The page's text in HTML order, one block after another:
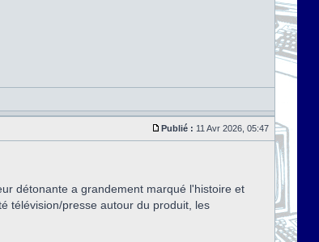
Publié : 11 Avr 2026, 05:47
détonante a grandement marqué l'histoire et
télévision/presse autour du produit, les